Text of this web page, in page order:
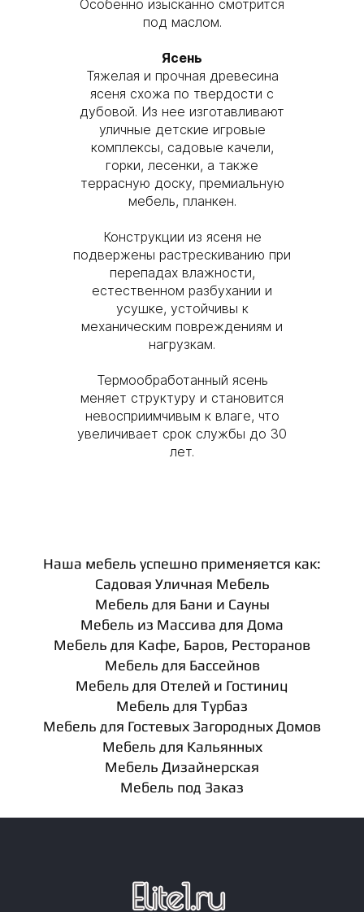
Особенно изысканно смотрится
под маслом.
Ясень
Тяжелая и прочная древесина
ясеня схожа по твердости с
дубовой. Из нее изготавливают
уличные детские игровые
комплексы, садовые качели,
горки, лесенки, а также
террасную доску, премиальную
мебель, планкен.
Конструкции из ясеня не
подвержены растрескиванию при
перепадах влажности,
естественном разбухании и
усушке, устойчивы к
механическим повреждениям и
нагрузкам.
Термообработанный ясень
меняет структуру и становится
невосприимчивым к влаге, что
увеличивает срок службы до 30
лет.
Наша мебель успешно применяется как:
Садовая Уличная Мебель
Мебель для Бани и Сауны
Мебель из Массива для Дома
Мебель для Кафе, Баров, Ресторанов
Мебель для Бассейнов
Мебель для Отелей и Гостиниц
Мебель для Турбаз
Мебель для Гостевых Загородных Домов
Мебель для Кальянных
Мебель Дизайнерская
Мебель под Заказ